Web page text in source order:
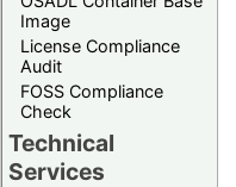
Image
License Compliance
Audit
FOSS Compliance
Check
Technical
Services